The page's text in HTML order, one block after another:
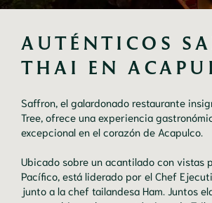
AUTÉNTICOS
THAI EN
Saffron, el galardonado restaurante
Tree, ofrece una experiencia
excepcional en el corazón de Acapulco.
Ubicado sobre un acantilado con vistas
Pacífico, está liderado por el Chef
junto a la chef tailandesa Ham. Juntos